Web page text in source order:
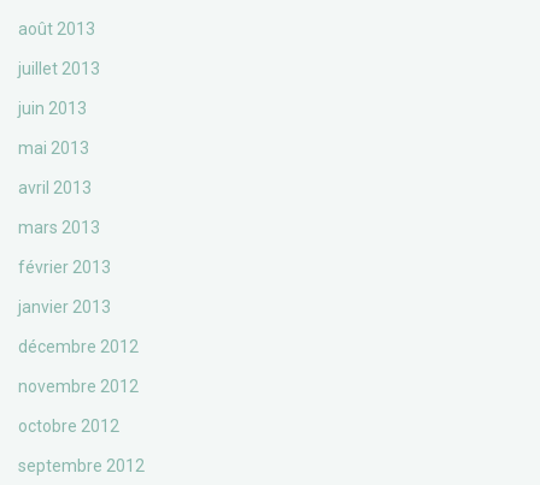
août 2013
juillet 2013
juin 2013
mai 2013
avril 2013
mars 2013
février 2013
janvier 2013
décembre 2012
novembre 2012
octobre 2012
septembre 2012